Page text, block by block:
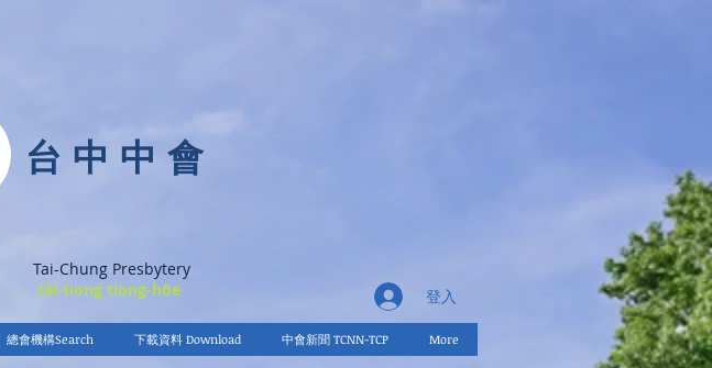
台中中會
Tai-Chung Presbytery
tâi-tiong tiong-hōe
登入
總會機構Search 下載資料 Download 中會新聞 TCNN-TCP More